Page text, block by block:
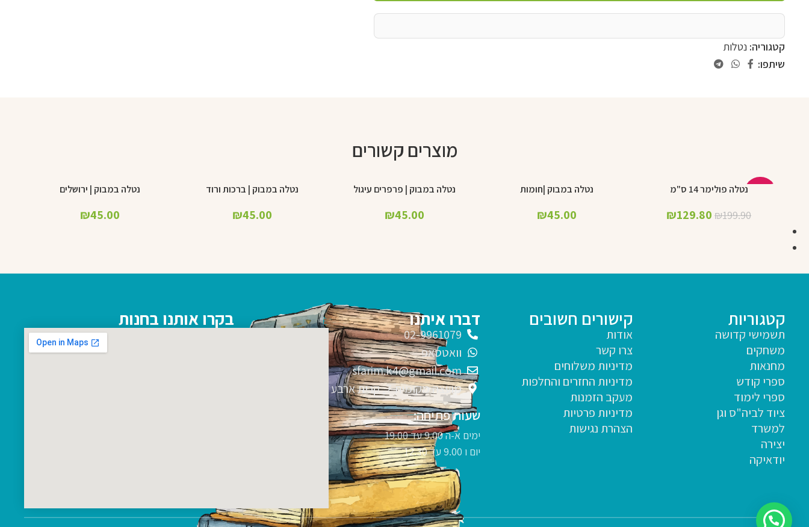
קטגוריה: נטלות
שיתפו:
מוצרים קשורים
הוספה לסלנטלה פולימר 14 ס"מ
₪199.90
₪129.80
הוספה לסלנטלה במבוק |חומות
₪45.00
הוספה לסל
נטלה במבוק | פרפרים עיגול
₪45.00
הוספה לסל
נטלה במבוק | ברכות ורוד
₪45.00
הוספה לסלנטלה במבוק | ירושלים
₪45.00
קטגוריות
תשמישי קדושה
משחקים
מחנאות
ספרי קודש
ספרי לימוד
ציוד לביה"ס וגן
למשרד
יצירה
יודאיקה
קישורים חשובים
אודות
צרו קשר
מדיניות משלוחים
מדיניות החזרים והחלפות
מעקב הזמנות
מדיניות פרטיות
הצהרת נגישות
דברו איתנו
02-9961079
וואטסאפ
sfarim.k4@gmail.com
מועצה מקומית 7, קרית ארבע
שעות פתיחה:
ימים א-ה 9.00 עד 19.00
יום ו 9.00 עד 12.30
בקרו אותנו בחנות